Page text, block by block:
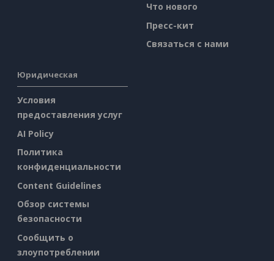
Что нового
Пресс-кит
Связаться с нами
Юридическая
Условия
предоставления услуг
AI Policy
Политика
конфиденциальности
Content Guidelines
Обзор системы
безопасности
Сообщить о
злоупотреблении